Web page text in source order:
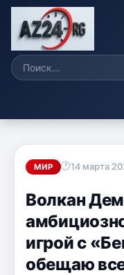
МИР 14 марта
Волкан
игрой с
обещаю